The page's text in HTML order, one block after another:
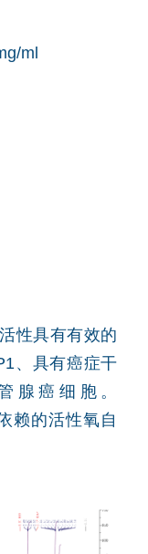
ml
性具有有效的
、具有癌症干
腺癌细胞。
赖的活性氧自